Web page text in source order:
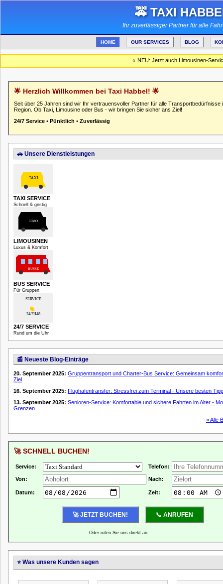
🚕 TAXI
Ihr zuverlässiger Partner für alle
HOME OUR SERVICES BLOG
⭐ NEU: Jetzt auch Limousinen-
🌟 Herzlich Willkommen bei Taxi Habbel! 🌟
Seit über 25 Jahren sind wir Ihr vertrauensvoller Partner für alle Transportbedürfnisse
Region. Ob Taxi, Limousine oder Bus - wir bringen Sie sicher ans Ziel!
24/7 Service • Pünktlich • Zuverlässig
🚗 Unsere Dienstleistungen
TAXI SERVICE
Schnell & gnstig
LIMOUSINEN
Luxus & Komfort
BUS SERVICE
Für Gruppen
24/7 SERVICE
Rund um die Uhr
📰 Neueste Blog-Einträge
20. September 2025: Gruppentransport und Charter-Bus Service: Gemeinsam
Ziel
16. September 2025: Flughafentransfer: Stressfrei zum Terminal - Unsere besten
13. September 2025: Senioren-Service: Komfortable und sichere Fahrten im Alter -
Grenzen
» Alle
🚀 SCHNELL BUCHEN!
Service: Telefon:
Von: Nach:
Datum: Zeit:
Oder rufen Sie uns direkt an:
⭐ Was unsere Kunden sagen